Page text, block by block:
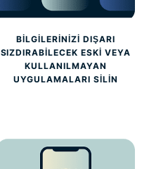
BILGILERINIZI DIŞARI
SIZDIRABILECEK ESKI VEYA
KULLANILMAYAN
UYGULAMALARI SILIN